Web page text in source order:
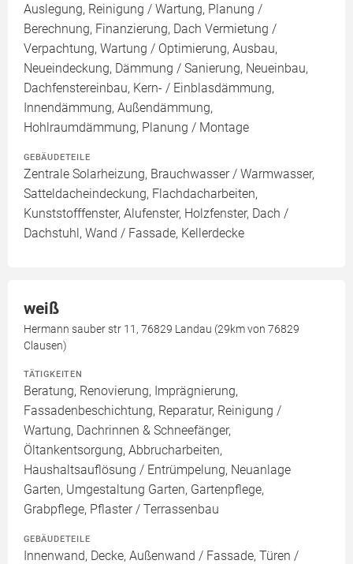
Auslegung, Reinigung / Wartung, Planung /
Berechnung, Finanzierung, Dach Vermietung /
Verpachtung, Wartung / Optimierung, Ausbau,
Neueindeckung, Dämmung / Sanierung, Neueinbau,
Dachfenstereinbau, Kern- / Einblasdämmung,
Innendämmung, Außendämmung,
Hohlraumdämmung, Planung / Montage
GEBÄUDETEILE
Zentrale Solarheizung, Brauchwasser / Warmwasser,
Satteldacheindeckung, Flachdacharbeiten,
Kunststofffenster, Alufenster, Holzfenster, Dach /
Dachstuhl, Wand / Fassade, Kellerdecke
weiß
Hermann sauber str 11, 76829 Landau (29km von 76829
Clausen)
TÄTIGKEITEN
Beratung, Renovierung, Imprägnierung,
Fassadenbeschichtung, Reparatur, Reinigung /
Wartung, Dachrinnen & Schneefänger,
Öltankentsorgung, Abbrucharbeiten,
Haushaltsauflösung / Entrümpelung, Neuanlage
Garten, Umgestaltung Garten, Gartenpflege,
Grabpflege, Pflaster / Terrassenbau
GEBÄUDETEILE
Innenwand, Decke, Außenwand / Fassade, Türen /